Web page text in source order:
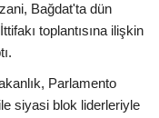
Bağdat'ta dün
toplantısına ilişkin
Parlamento
siyasi blok liderleriyle